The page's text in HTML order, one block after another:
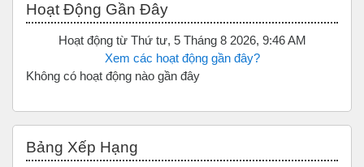
Hoạt Động Gần Đây
Hoạt động từ Thứ tư, 5 Tháng 8 2026, 9:46 AM
Xem các hoạt động gần đây?
Không có hoạt động nào gần đây
Bảng Xếp Hạng